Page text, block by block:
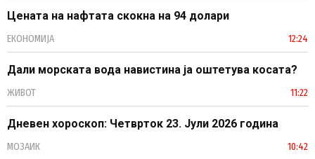
Цената на нафтата скокна на 94 долари
ЕКОНОМИЈА 12:24
Дали морската вода навистина ја оштетува косата?
ЖИВОТ 11:22
Дневен хороскоп: Четврток 23. Јули 2026 година
МОЗАИК 10:42